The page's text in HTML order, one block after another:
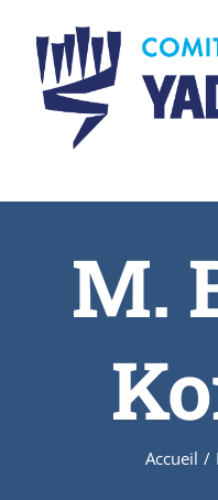
content
M.
Accueil /